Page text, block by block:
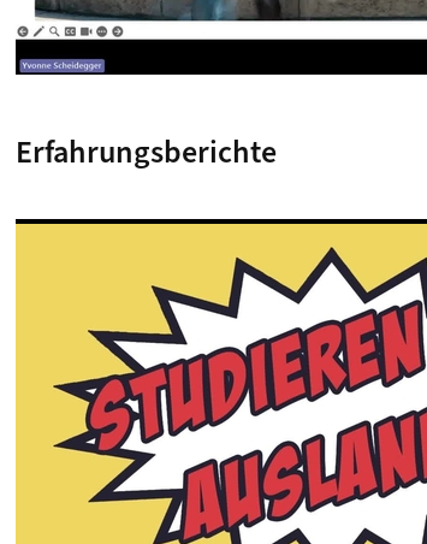
Erfahrungsberichte